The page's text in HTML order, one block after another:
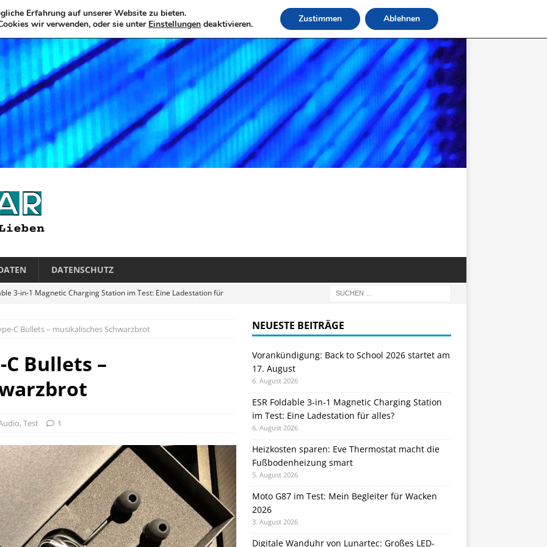
DATENSCHUTZ
3-in-1 Magnetic Charging Station im Test: Eine Ladestation für
sparen: Eve Thermostat macht die Fußbodenheizung smart
im Test: Mein Begleiter für Wacken 2026
von Lunartec: Großes LED-Display trifft auf bunte
C Bullets – musikalisches Schwarzbrot
Bullets –
,Test 1
NEUESTE BEITRÄGE
Vorankündigung: Back to School 2026 startet am
17. August
6. August 2026
ESR Foldable 3-in-1 Magnetic Charging Station
im Test: Eine Ladestation für alles?
6. August 2026
Heizkosten sparen: Eve Thermostat macht die
Fußbodenheizung smart
5. August 2026
Moto G87 im Test: Mein Begleiter für Wacken
2026
3. August 2026
Digitale Wanduhr von Lunartec: Großes LED-
Erfahrung auf unserer Website zu bieten.
wir verwenden, oder sie unter Einstellungen deaktivieren. Zustimmen Ablehnen